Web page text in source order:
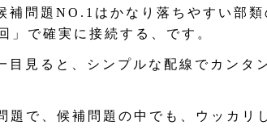
補問題NO.1はかなり落ちやすい部類
」で確実に接続する、です。
目見ると、シンプルな配線でカンタ
題で、候補問題の中でも、ウッカリ